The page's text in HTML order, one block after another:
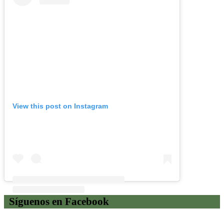
View this post on Instagram
Síguenos en Facebook